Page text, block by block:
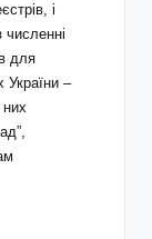
і
для
України –
них